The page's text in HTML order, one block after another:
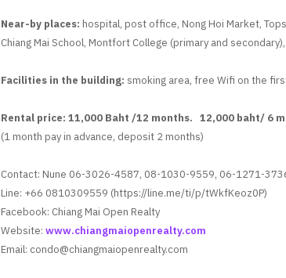
Near-by places:hospital, post office, Nong Hoi Market,
Chiang Mai School, Montfort College (primary and
Facilities in the building: smoking area, free Wifi on the
Rental price: 11,000 Baht /12 months. 12,000 baht/ 6
(1 month pay in advance, deposit 2 months)
Contact: Nune 06-3026-4587, 08-1030-9559, 06-1271-
Line: +66 0810309559 (https://line.me/ti/p/tWkfKeoz0P)
Facebook: Chiang Mai Open Realty
Website:www.chiangmaiopenrealty.com
Email: condo@chiangmaiopenrealty.com